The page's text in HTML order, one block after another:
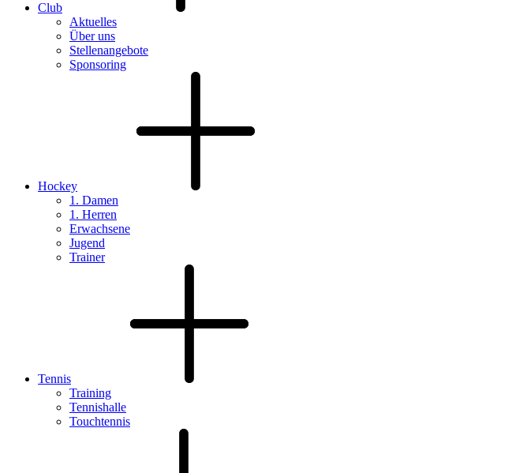
Club
Aktuelles
Über uns
Stellenangebote
Sponsoring
Hockey
1. Damen
1. Herren
Erwachsene
Jugend
Trainer
Tennis
Training
Tennishalle
Touchtennis